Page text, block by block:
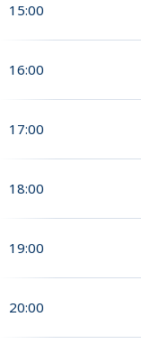
15:00
16:00
17:00
18:00
19:00
20:00